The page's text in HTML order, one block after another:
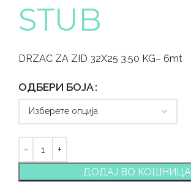
STUB
DRZAC ZA ZID 32X25 3.50 KG– 6mt
ОДБЕРИ БОЈА
ДОДАЈ ВО КОШНИЦА